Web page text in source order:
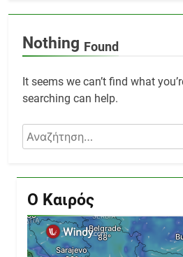
Nothing Found
It seems we can’t find what
searching can help.
Αναζήτηση
για:
Ο Καιρός